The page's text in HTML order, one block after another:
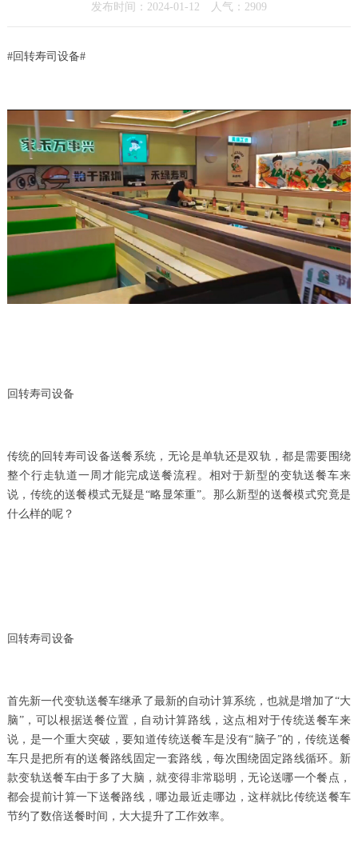
发布时间：2024-01-12 人气：2909
#回转寿司设备#
回转寿司设备
传统的回转寿司设备送餐系统，无论是单轨还是双轨，都是需要围绕
整个行走轨道一周才能完成送餐流程。相对于新型的变轨送餐车来
说，传统的送餐模式无疑是“略显笨重”。那么新型的送餐模式究竟是
什么样的呢？
回转寿司设备
首先新一代变轨送餐车继承了最新的自动计算系统，也就是增加了“大
脑”，可以根据送餐位置，自动计算路线，这点相对于传统送餐车来
说，是一个重大突破，要知道传统送餐车是没有“脑子”的，传统送餐
车只是把所有的送餐路线固定一套路线，每次围绕固定路线循环。新
款变轨送餐车由于多了大脑，就变得非常聪明，无论送哪一个餐点，
都会提前计算一下送餐路线，哪边最近走哪边，这样就比传统送餐车
节约了数倍送餐时间，大大提升了工作效率。